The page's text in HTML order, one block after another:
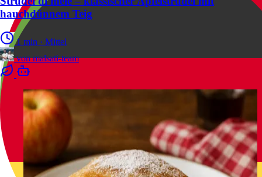
hauchdünnem Teig
1 min · Mittel
von malsati-team